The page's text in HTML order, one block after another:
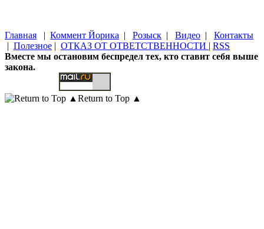
Главная | Коммент Йорика | Розыск | Видео | Контакты
| Полезное | ОТКАЗ ОТ ОТВЕТСТВЕННОСТИ | RSS
Вместе мы остановим беспредел тех, кто ставит себя выше
закона.
Return to Top ▲